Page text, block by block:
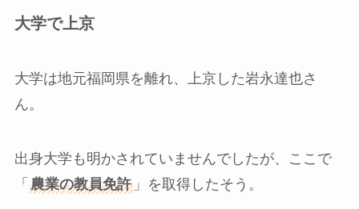
大学で上京
大学は地元福岡県を離れ、上京した岩永達也さ
ん。
出身大学も明かされていませんでしたが、ここで
「 農業の教員免許」を取得したそう。